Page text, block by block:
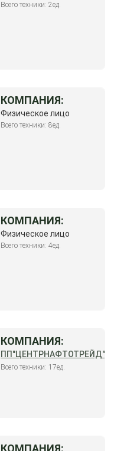
Всего техники: 2ед.
КОМПАНИЯ:
Физическое лицо
Всего техники: 8ед.
КОМПАНИЯ:
Физическое лицо
Всего техники: 4ед.
КОМПАНИЯ:
ПП"ЦЕНТРНАФТОТРЕЙД"
Всего техники: 17ед.
КОМПАНИЯ: